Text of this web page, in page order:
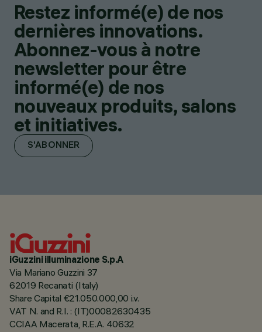
Restez informé(e) de nos
dernières innovations.
Abonnez-vous à notre
newsletter pour être
informé(e) de nos
nouveaux produits, salons
et initiatives.
S'ABONNER
iGuzzini illuminazione S.p.A
Via Mariano Guzzini 37
62019 Recanati (Italy)
Share Capital €21.050.000,00 i.v.
VAT N. and R.I. : (IT)00082630435
CCIAA Macerata, R.E.A. 40632